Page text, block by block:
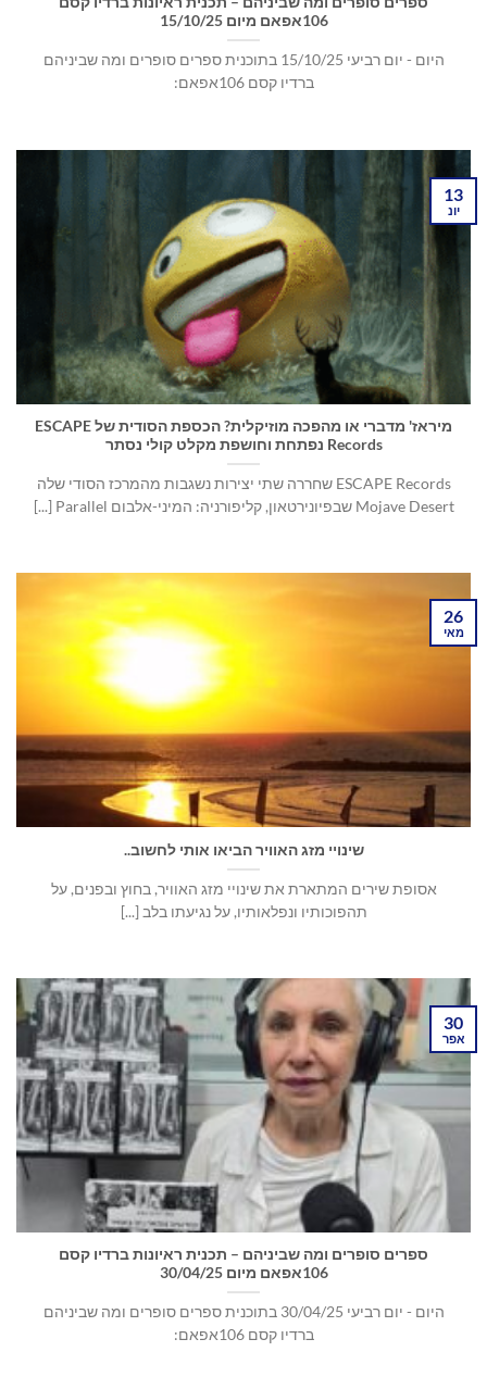
106אפאם מיום 15/10/25
היום - יום רביעי 15/10/25 בתוכנית ספרים סופרים ומה שביניהם
ברדיו קסם 106אפאם:
מיראז' מדברי או מהפכה מוזיקלית? הכספת הסודית של ESCAPE
Records נפתחת וחושפת מקלט קולי נסתר
ESCAPE Records שחררה שתי יצירות נשגבות מהמרכז הסודי שלה
Mojave Desert שבפיונירטאון, קליפורניה: המיני-אלבום Parallel [...]
13
יונ
שינויי מזג האוויר הביאו אותי לחשוב..
אסופת שירים המתארת את שינויי מזג האוויר, בחוץ ובפנים, על
תהפוכותיו ונפלאותיו, על נגיעתו בלב [...]
26
מאי
ספרים סופרים ומה שביניהם – תכנית ראיונות ברדיו קסם
106אפאם מיום 30/04/25
היום - יום רביעי 30/04/25 בתוכנית ספרים סופרים ומה שביניהם
ברדיו קסם 106אפאם:
30
אפר